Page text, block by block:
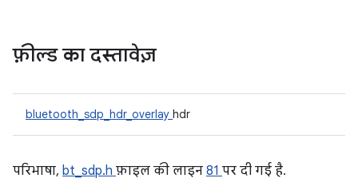
फ़ील्ड का दस्तावेज़
bluetooth_sdp_hdr_overlay hdr
परिभाषा, bt_sdp.h फ़ाइल की लाइन 81 पर दी गई है.